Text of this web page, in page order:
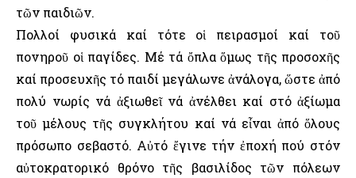
τῶν παιδιῶν.
Πολλοί φυσικά καί τότε οἱ πειρασμοί καί τοῦ
πονηροῦ οἱ παγίδες. Μέ τά ὄπλα ὅμως τῆς προσοχῆς
καί προσευχῆς τό παιδί μεγάλωνε ἀνάλογα, ὥστε ἀπό
πολύ νωρίς νά ἀξιωθεῖ νά ἀνέλθει καί στό ἀξίωμα
τοῦ μέλους τῆς συγκλήτου καί νά εἶναι ἀπό ὅλους
πρόσωπο σεβαστό. Αὐτό ἔγινε τήν ἐποχή πού στόν
αὐτοκρατορικό θρόνο τῆς βασιλίδος τῶν πόλεων